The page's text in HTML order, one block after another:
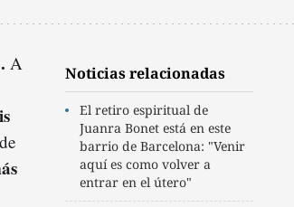
Noticias relacionadas
El retiro espiritual de
Juanra Bonet está en este
barrio de Barcelona: "Venir
aquí es como volver a
entrar en el útero"
A